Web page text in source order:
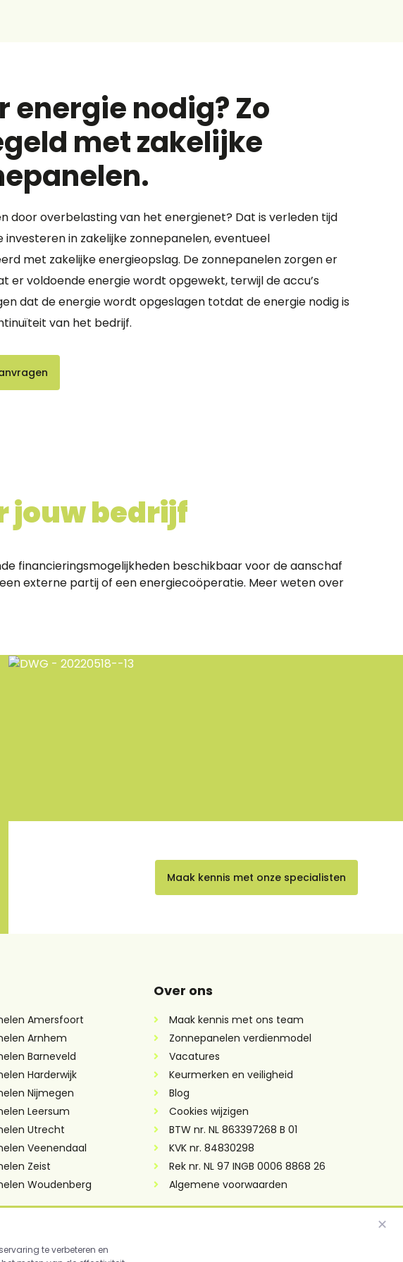
energie nodig? Zo
met zakelijke
door overbelasting van het energienet? Dat is verleden tijd
investeren in zakelijke zonnepanelen, eventueel
met zakelijke energieopslag. De zonnepanelen zorgen er
er voldoende energie wordt opgewekt, terwijl de accu’s
dat de energie wordt opgeslagen totdat de energie nodig is
van het bedrijf.
jouw bedrijf
financieringsmogelijkheden beschikbaar voor de aanschaf
externe partij of een energiecoöperatie. Meer weten over
Maak kennis met onze specialisten
Amersfoort
Arnhem
Barneveld
Harderwijk
Nijmegen
Leersum
Utrecht
Veenendaal
Zeist
Woudenberg
Over ons
Maak kennis met ons team
Zonnepanelen verdienmodel
Vacatures
Keurmerken en veiligheid
Blog
Cookies wijzigen
BTW nr. NL 863397268 B 01
KVK nr. 84830298
Rek nr. NL 97 INGB 0006 8868 26
Algemene voorwaarden
✕
te verbeteren en